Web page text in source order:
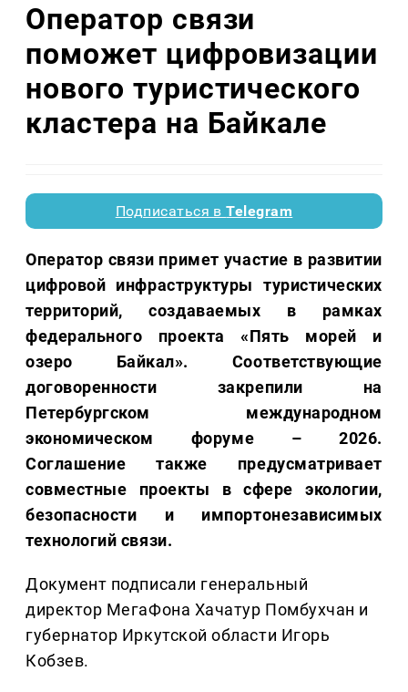
Оператор связи
поможет цифровизации
нового туристического
кластера на Байкале
Подписаться вTelegram
Оператор связи примет участие в развитии
цифровой инфраструктуры туристических
территорий, создаваемых в рамках
федерального проекта «Пять морей и
озеро Байкал». Соответствующие
договоренности закрепили на
Петербургском международном
экономическом форуме – 2026.
Соглашение также предусматривает
совместные проекты в сфере экологии,
безопасности и импортонезависимых
технологий связи.
Документ подписали генеральный
директор МегаФона Хачатур Помбухчан и
губернатор Иркутской области Игорь
Кобзев.